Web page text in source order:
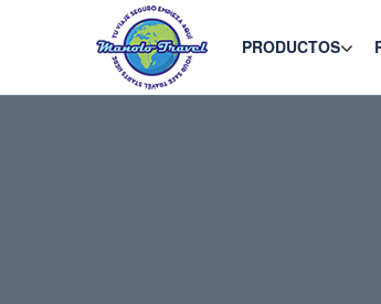
PRODUCTOS